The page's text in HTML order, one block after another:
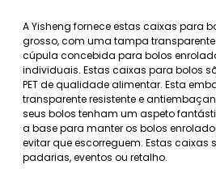
A Yisheng fornece estas caixas para
grosso, com uma tampa
cúpula concebida para bolos
individuais. Estas caixas para bolos
PET de qualidade alimentar. Esta
transparente resistente e
seus bolos tenham um aspeto
a base para manter os bolos
evitar que escorreguem. Estas caixas
padarias, eventos ou retalho.